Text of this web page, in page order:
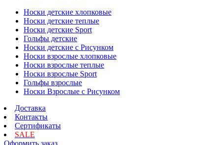
Носки детские хлопковые
Носки детские теплые
Носки детские Sport
Гольфы детские
Носки детские с Рисунком
Носки взрослые хлопковые
Носки взрослые теплые
Носки взрослые Sport
Гольфы взрослые
Носки Взрослые с Рисунком
Доставка
Контакты
Сертификаты
SALE
Оформить заказ